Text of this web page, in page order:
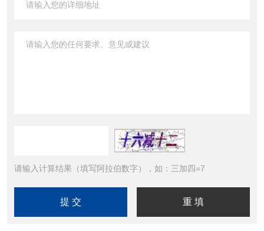
请输入计算结果（填写阿拉伯数字），如：三加四=7